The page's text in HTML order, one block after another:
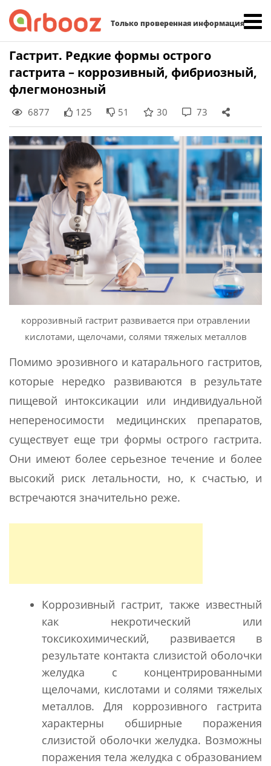
Только проверенная информация
Skip
content
Гастрит. Редкие формы острого
гастрита – коррозивный, фибриозный,
флегмонозный
6877 125 51 30 73
коррозивный гастрит развивается при отравлении
кислотами, щелочами, солями тяжелых металлов
Помимо эрозивного и катарального гастритов,
которые нередко развиваются в результате
пищевой интоксикации или индивидуальной
непереносимости медицинских препаратов,
существует еще три формы острого гастрита.
Они имеют более серьезное течение и более
высокий риск летальности, но, к счастью, и
встречаются значительно реже.
Коррозивный гастрит, также известный
как некротический или
токсикохимический, развивается в
результате контакта слизистой оболочки
желудка с концентрированными
щелочами, кислотами и солями тяжелых
металлов. Для коррозивного гастрита
характерны обширные поражения
слизистой оболочки желудка. Возможны
поражения тела желудка с образованием
Найти: